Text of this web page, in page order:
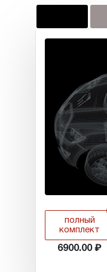
полный
комплект
6900.00